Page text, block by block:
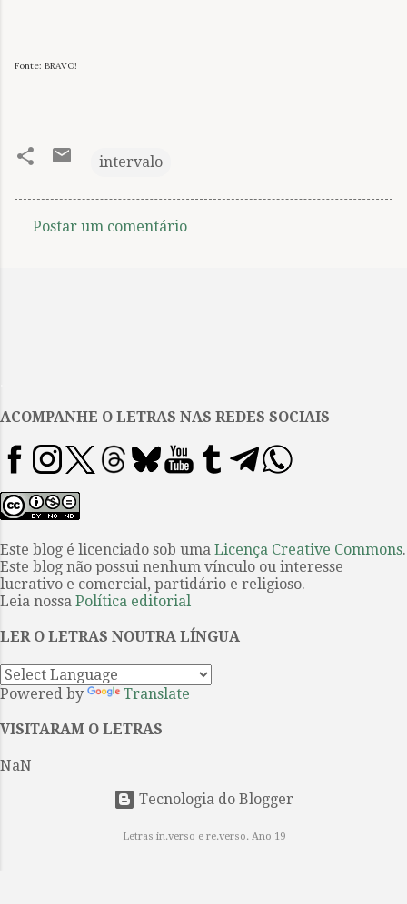
Fonte: BRAVO!
intervalo
r
i
o
s
Postar um comentário
ACOMPANHE O LETRAS NAS REDES SOCIAIS
Este blog é licenciado sob uma Licença Creative Commons.
Este blog não possui nenhum vínculo ou interesse
lucrativo e comercial, partidário e religioso.
Leia nossa Política editorial
LER O LETRAS NOUTRA LÍNGUA
Powered by Translate
VISITARAM O LETRAS
NaN
Tecnologia do Blogger
Letras in.verso e re.verso. Ano 19